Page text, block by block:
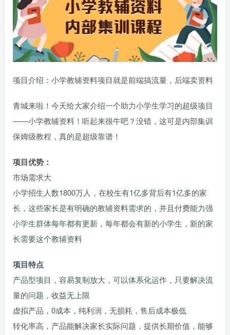
项目介绍：小学教辅资料项目就是前端搞流量，后端卖资料
青城来啦！今天给大家介绍一个助力小学生学习的超级项目
——小学教辅资料！听起来很牛吧？没错，这可是内部集训
保姆级教程，真的是超级靠谱！
项目优势：
市场需求大
小学招生人数1800万人，在校生有1亿多背后有1亿多的家
长，这些家长是有明确的教辅资料需求的，并且付费能力强
小学生群体每年都有更新，每年都会有新的小学生，新的家
长需要这个教辅资料
项目特点
产品型项目，容易复制放大，可以体系化运作，只要解决流
量的问题，收益无上限
虚拟产品，0成本，纯利润，无损耗，售后成本极低
转化率高，产品能解决家长实际问题，提供长期价值，能够